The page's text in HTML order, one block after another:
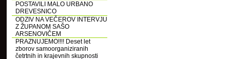
POSTAVILI MALO URBANO
DREVESNICO
ODZIV NA VEČEROV INTERVJU
Z ŽUPANOM SAŠO
ARSENOVIČEM
PRAZNUJEMO!!!! Deset let
zborov samoorganiziranih
četrtnih in krajevnih skupnosti